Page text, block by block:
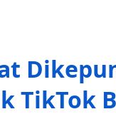
TikTok